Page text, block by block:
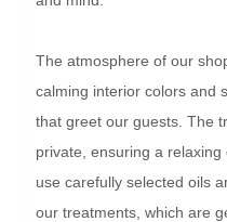
The atmosphere of our
calming interior colors and
that greet our guests. The
private, ensuring a relaxing
use carefully selected oils
our treatments, which are